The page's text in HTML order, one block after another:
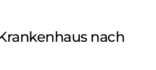
nach